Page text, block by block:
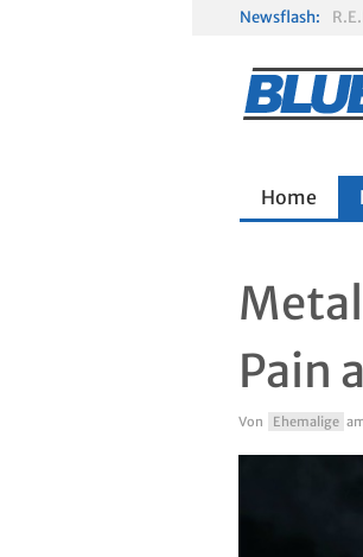
Newsflash:
Home
Pain
Von Ehemalige